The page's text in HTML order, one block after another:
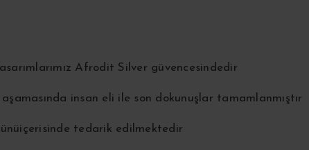
Afrodit Silver güvencesindedir
insan eli ile son dokunuşlar tamamlanmıştır
tedarik edilmektedir